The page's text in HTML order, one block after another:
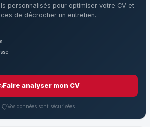
personnalisés pour optimiser votre CV et
de décrocher un entretien.
Faire analyser mon CV
Vos données sont sécurisées